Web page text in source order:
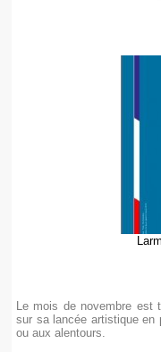
Le mois de novembre est
sur sa lancée artistique en
ou aux alentours.